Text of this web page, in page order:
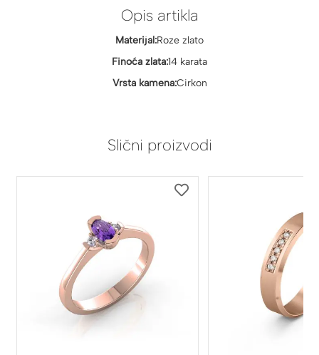
Opis artikla
Materijal:Roze zlato
Finoća zlata:14 karata
Vrsta kamena:Cirkon
Slični proizvodi